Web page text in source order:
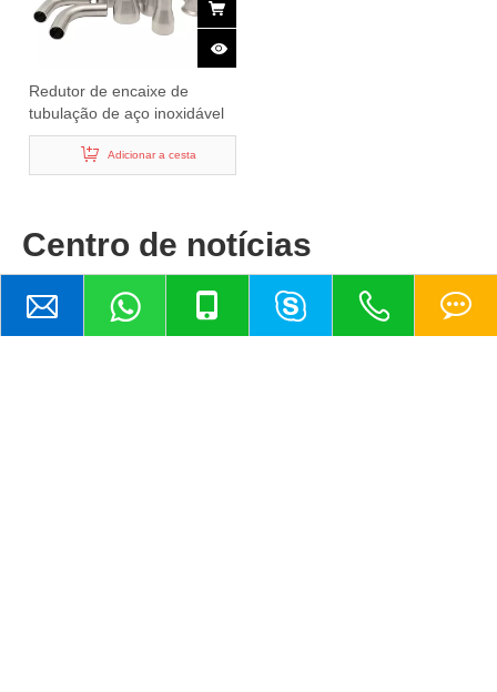
Redutor de encaixe de
tubulação de aço inoxidável
sanitário de vários estilos
Adicionar a cesta
Centro de notícias